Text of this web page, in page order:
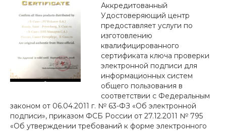
Аккредитованный
Удостоверяющий центр
предоставляет услуги по
изготовлению
квалифицированного
сертификата ключа проверки
электронной подписи для
информационных систем
общего пользования в
соответствии с Федеральным
законом от 06.04.2011 г. № 63-ФЗ «Об электронной
подписи», приказом ФСБ России от 27.12.2011 № 795
«Об утверждении требований к форме электронного